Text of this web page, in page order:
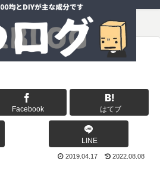
Facebook はてブ
LINE
2019.04.17 2022.08.08